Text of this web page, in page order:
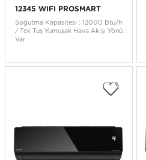
12345 WIFI PROSMART
Soğutma Kapasitesi : 12000 Btu/h
/ Tek Tuş Yumuşak Hava Akışı Yönü :
Var